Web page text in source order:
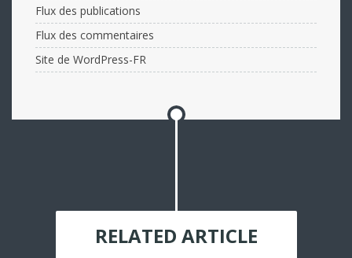
Flux des publications
Flux des commentaires
Site de WordPress-FR
RELATED ARTICLE